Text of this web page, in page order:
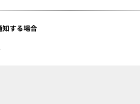
知する場合